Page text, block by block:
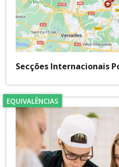
Secções Internacionais
EQUIVALÊNCIAS